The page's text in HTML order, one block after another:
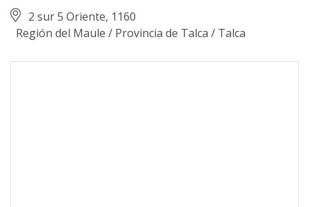
2 sur 5 Oriente, 1160
Región del Maule / Provincia de Talca / Talca